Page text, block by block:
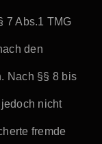
7 Abs.1 TMG
den
Nach §§ 8 bis
nicht
fremde